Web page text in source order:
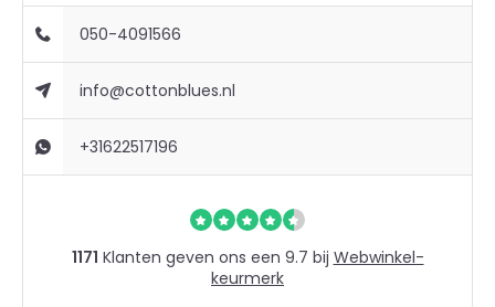
050-4091566
info@cottonblues.nl
+31622517196
1171 Klanten geven ons een 9.7 bij Webwinkel-
keurmerk